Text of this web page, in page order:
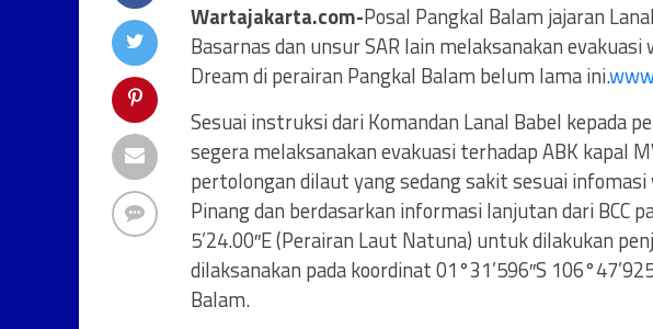
Wartajakarta.com-Posal Pangkal Balam jajaran
Basarnas dan unsur SAR lain melaksanakan evakuasi
Dream di perairan Pangkal Balam belum lama ini.
Sesuai instruksi dari Komandan Lanal Babel kepada
segera melaksanakan evakuasi terhadap ABK kapal
pertolongan dilaut yang sedang sakit sesuai
Pinang dan berdasarkan informasi lanjutan dari BCC
5’24.00″E (Perairan Laut Natuna) untuk dilakukan
dilaksanakan pada koordinat 01°31’596″S
Balam.